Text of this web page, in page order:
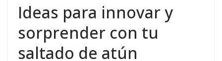
Ideas para innovar y
sorprender con tu
saltado de atún